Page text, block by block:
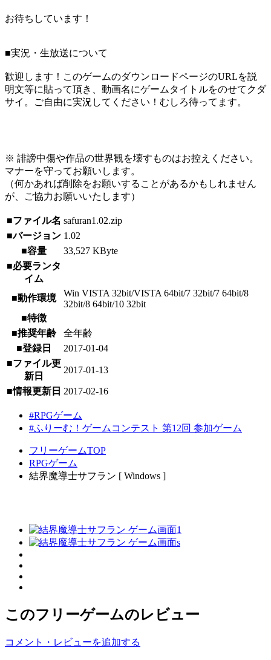
お待ちしています！
■実況・生放送について
歓迎します！このゲームのダウンロードページのURLを説
明文等に貼って頂き、動画名にゲームタイトルをのせてクダ
サイ。ご自由に実況してください！むしろ待ってます。
※ 誹謗中傷や作品の世界観を壊すものはお控えください。
マナーを守ってお願いします。
（何かあれば削除をお願いすることがあるかもしれません
が、ご協力お願いいたします）
■ファイル名 safuran1.02.zip
■バージョン 1.02
■容量
33,527 KByte
■必要ランタ
イム
■動作環境
Win VISTA 32bit/VISTA 64bit/7 32bit/7 64bit/8
32bit/8 64bit/10 32bit
■特徴
■推奨年齢
全年齢
■登録日
2017-01-04
■ファイル更
新日
2017-01-13
■情報更新日 2017-02-16
#RPGゲーム
#ふりーむ！ゲームコンテスト 第12回 参加ゲーム
フリーゲームTOP
RPGゲーム
結界魔導士サフラン [ Windows ]
このフリーゲームのレビュー
コメント・レビューを追加する